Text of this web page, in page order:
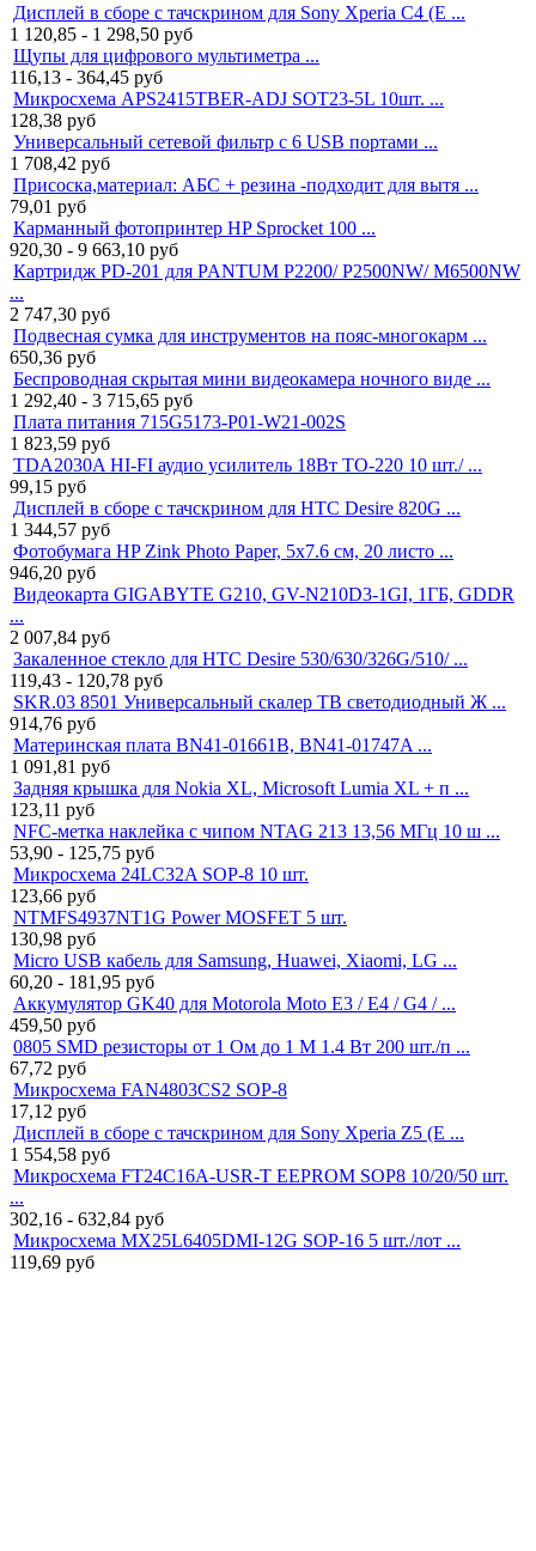
Дисплей в сборе с тачскрином для Sony Xperia C4 (E ...
1 120,85 - 1 298,50 руб
Щупы для цифрового мультиметра ...
116,13 - 364,45 руб
Микросхема APS2415TBER-ADJ SOT23-5L 10шт. ...
128,38 руб
Универсальный сетевой фильтр с 6 USB портами ...
1 708,42 руб
Присоска,материал: АБС + резина -подходит для вытя ...
79,01 руб
Карманный фотопринтер HP Sprocket 100 ...
920,30 - 9 663,10 руб
Картридж PD-201 для PANTUM P2200/ P2500NW/ M6500NW
...
2 747,30 руб
Подвесная сумка для инструментов на пояс-многокарм ...
650,36 руб
Беспроводная скрытая мини видеокамера ночного виде ...
1 292,40 - 3 715,65 руб
Плата питания 715G5173-P01-W21-002S
1 823,59 руб
TDA2030A HI-FI аудио усилитель 18Вт TO-220 10 шт./ ...
99,15 руб
Дисплей в сборе с тачскрином для HTC Desire 820G ...
1 344,57 руб
Фотобумага HP Zink Photo Paper, 5x7.6 см, 20 листо ...
946,20 руб
Видеокарта GIGABYTE G210, GV-N210D3-1GI, 1ГБ, GDDR
...
2 007,84 руб
Закаленное стекло для HTC Desire 530/630/326G/510/ ...
119,43 - 120,78 руб
SKR.03 8501 Универсальный скалер ТВ светодиодный Ж ...
914,76 руб
Материнская плата BN41-01661B, BN41-01747A ...
1 091,81 руб
Задняя крышка для Nokia XL, Microsoft Lumia XL + п ...
123,11 руб
NFC-метка наклейка с чипом NTAG 213 13,56 МГц 10 ш ...
53,90 - 125,75 руб
Микросхема 24LC32A SOP-8 10 шт.
123,66 руб
NTMFS4937NT1G Power MOSFET 5 шт.
130,98 руб
Micro USB кабель для Samsung, Huawei, Xiaomi, LG ...
60,20 - 181,95 руб
Аккумулятор GK40 для Motorola Moto E3 / E4 / G4 / ...
459,50 руб
0805 SMD резисторы от 1 Ом до 1 М 1.4 Вт 200 шт./п ...
67,72 руб
Микросхема FAN4803CS2 SOP-8
17,12 руб
Дисплей в сборе с тачскрином для Sony Xperia Z5 (E ...
1 554,58 руб
Микросхема FT24C16A-USR-T EEPROM SOP8 10/20/50 шт.
...
302,16 - 632,84 руб
Микросхема MX25L6405DMI-12G SOP-16 5 шт./лот ...
119,69 руб